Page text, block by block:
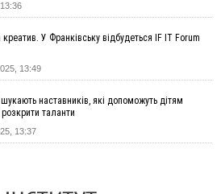
скоїли наругу над могилою УПА
Ярославський НПЗ та кораблі
у Керчі
писанкового розпису побачать
п'яний на Chevrolet втікав від поліції
вступників отримали
У Франківську відбудеться IF IT Forum
13:49
наставників, які допоможуть дітям
таланти
13:37